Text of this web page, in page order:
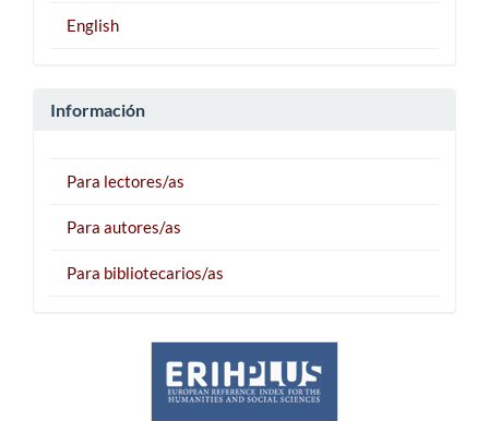
English
Información
Para lectores/as
Para autores/as
Para bibliotecarios/as